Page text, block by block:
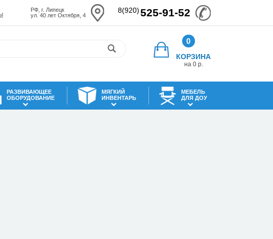
РФ, г. Липецк
ул. 40 лет Октября, 4
8(920)525-91-52
0
КОРЗИНА
на 0 р.
РАЗВИВАЮЩЕЕ
ОБОРУДОВАНИЕ
МЯГКИЙ
ИНВЕНТАРЬ
МЕБЕЛЬ
ДЛЯ ДОУ